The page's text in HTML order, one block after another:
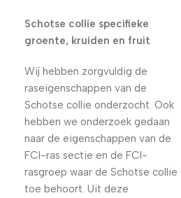
Schotse collie specifieke
groente, kruiden en fruit
Wij hebben zorgvuldig de
raseigenschappen van de
Schotse collie onderzocht. Ook
hebben we onderzoek gedaan
naar de eigenschappen van de
FCI-ras sectie en de FCI-
rasgroep waar de Schotse collie
toe behoort. Uit deze